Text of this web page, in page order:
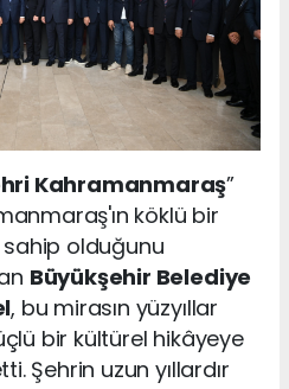
Kahramanmaraş”
köklü bir
olduğunu
Büyükşehir Belediye
, bu mirasın yüzyıllar
bir kültürel hikâyeye
Şehrin uzun yıllardır